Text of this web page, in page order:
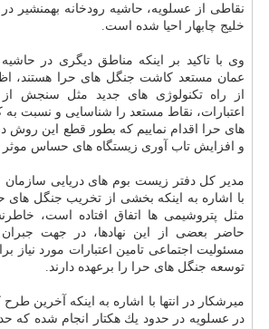
نقاطی از عسلویه، حاشیه رودخانه بهمنشیر
خلیج چابهار احیا شده است.
وی با تاكید بر اینكه مناطق دیگری در
عمان مستعد كاشت جنگل های حرا هستند،
از راه تكنولوژی های جدید مثل سنجش
اعتبارات، نقاط مستعد را شناسایی و نسبت
های حرا اقدام نماییم كه بطور قطع این
و افزایش تاب آوری زیستگاه های حساس موثر
مدیر كل دفتر زیست بوم های دریایی
با اشاره به اینكه بخشی از تخریب جنگل های
مثل پتروشیمی ها اتفاق افتاده است،
حاضر بعضی از این نهادها، در جهت
مسئولیت اجتماعی تامین اعتبارات مورد
توسعه جنگل های حرا را برعهده دارند.
میرشكار در انتها با اشاره به اینكه آخرین